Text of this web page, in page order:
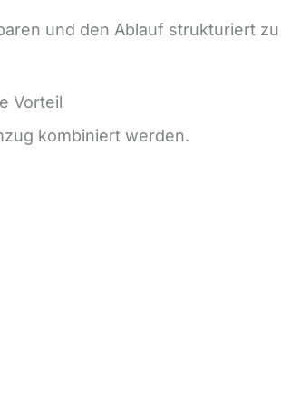
und den Ablauf strukturiert
Vorteil
kombiniert werden.